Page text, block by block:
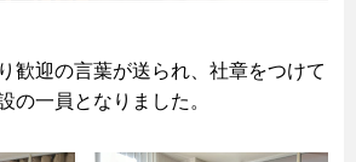
歓迎の言葉が送られ、社章をつけて
の一員となりました。